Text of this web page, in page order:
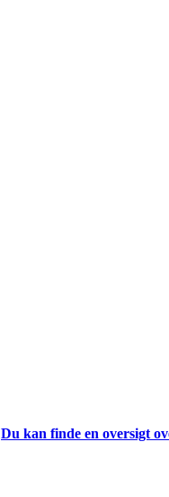
Du kan finde en oversigt